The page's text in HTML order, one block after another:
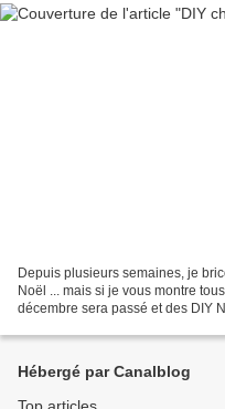
Depuis plusieurs semaines, je
Noël ... mais si je vous montre
décembre sera passé et des DIY
Hébergé par Canalblog